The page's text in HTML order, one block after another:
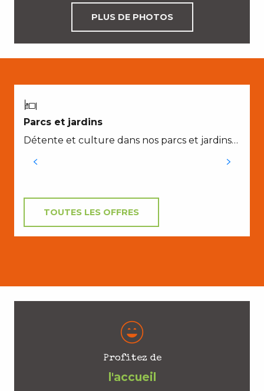
PLUS DE PHOTOS
Parcs et jardins
Détente et culture dans nos parcs et jardins…
TOUTES LES OFFRES
Profitez de
l'accueil